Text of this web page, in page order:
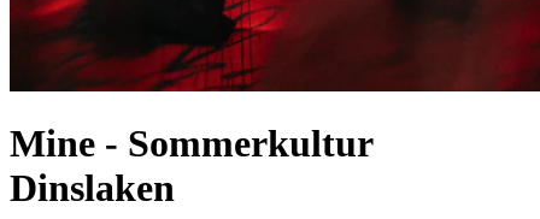
Mine - Sommerkultur
Dinslaken